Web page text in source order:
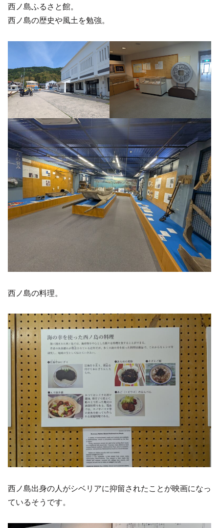
西ノ島ふるさと館。
西ノ島の歴史や風土を勉強。
西ノ島の料理。
西ノ島出身の人がシベリアに抑留されたことが映画になっ
ているそうです。